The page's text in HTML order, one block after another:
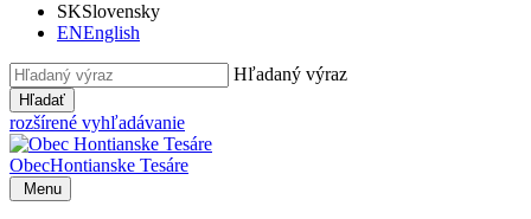
SKSlovensky
ENEnglish
Hľadaný výraz
Hľadať
rozšírené vyhľadávanie
ObecHontianske Tesáre
Menu